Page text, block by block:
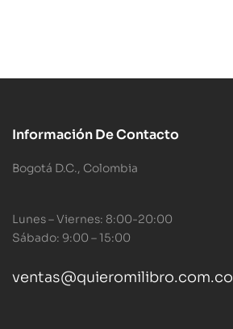
Información De Contacto
Bogotá D.C., Colombia
Lunes – Viernes: 8:00-20:00
Sábado: 9:00 – 15:00
ventas@quieromilibro.com.co